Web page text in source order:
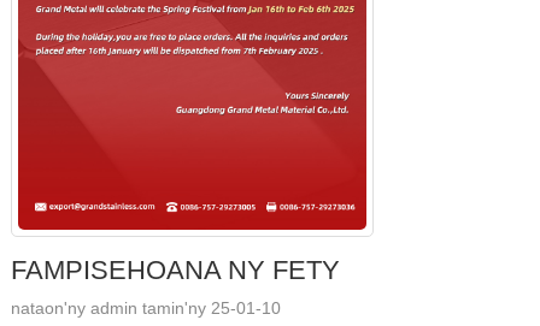
FAMPISEHOANA NY FETY
nataon'ny admin tamin'ny 25-01-10